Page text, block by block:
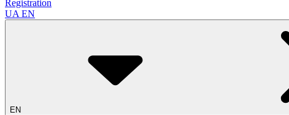
Registration
UA EN
EN